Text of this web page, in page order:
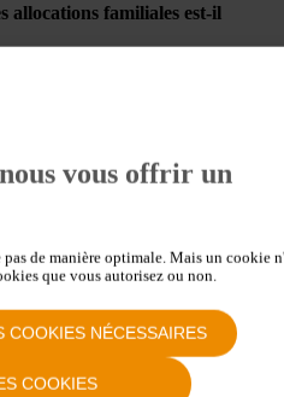
vous offrir un
de manière optimale. Mais un cookie
que vous autorisez ou non.
COOKIES NÉCESSAIRES
COOKIES
allocations familiales est-il
familiales majorées ?
il calculé sur la base du
ans ?